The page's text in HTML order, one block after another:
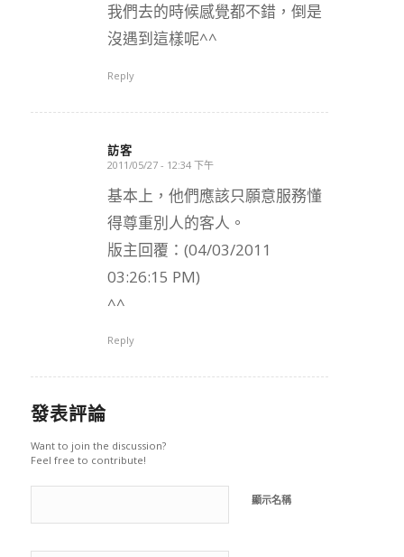
我們去的時候感覺都不錯，倒是
沒遇到這樣呢^^
Reply
訪客
says:
2011/05/27 - 12:34 下午
基本上，他們應該只願意服務懂
得尊重別人的客人。
版主回覆：(04/03/2011
03:26:15 PM)
^^
Reply
發表評論
Want to join the discussion?
Feel free to contribute!
顯示名稱